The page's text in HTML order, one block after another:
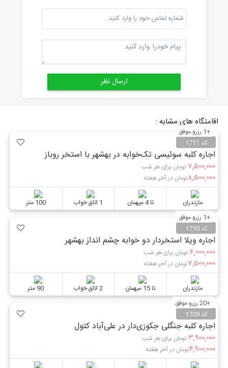
اقامتگاه های مشابه :
کد 1711
+1 رزرو موفق
اجاره کلبه سوئیسی تک‌خوابه در بهشهر با استخر روباز
۷,۵۰۰,۰۰۰ تومان برای هر شب
۸,۵۰۰,۰۰۰تومان در آخر هفته
مازندران تا 4 میهمان 1 اتاق خواب 100 متر
کد 1710
+1 رزرو موفق
اجاره ویلا استخردار دو خوابه چشم انداز بهشهر
۶,۰۰۰,۰۰۰ تومان برای هر شب
۷,۵۰۰,۰۰۰تومان در آخر هفته
مازندران تا 15 میهمان 2 اتاق خواب 90 متر
کد 1709
+20 رزرو موفق
اجاره کلبه جنگلی جکوزی‌دار در علی‌آباد کتول
۳,۹۰۰,۰۰۰ تومان برای هر شب
۴,۹۰۰,۰۰۰تومان در آخر هفته